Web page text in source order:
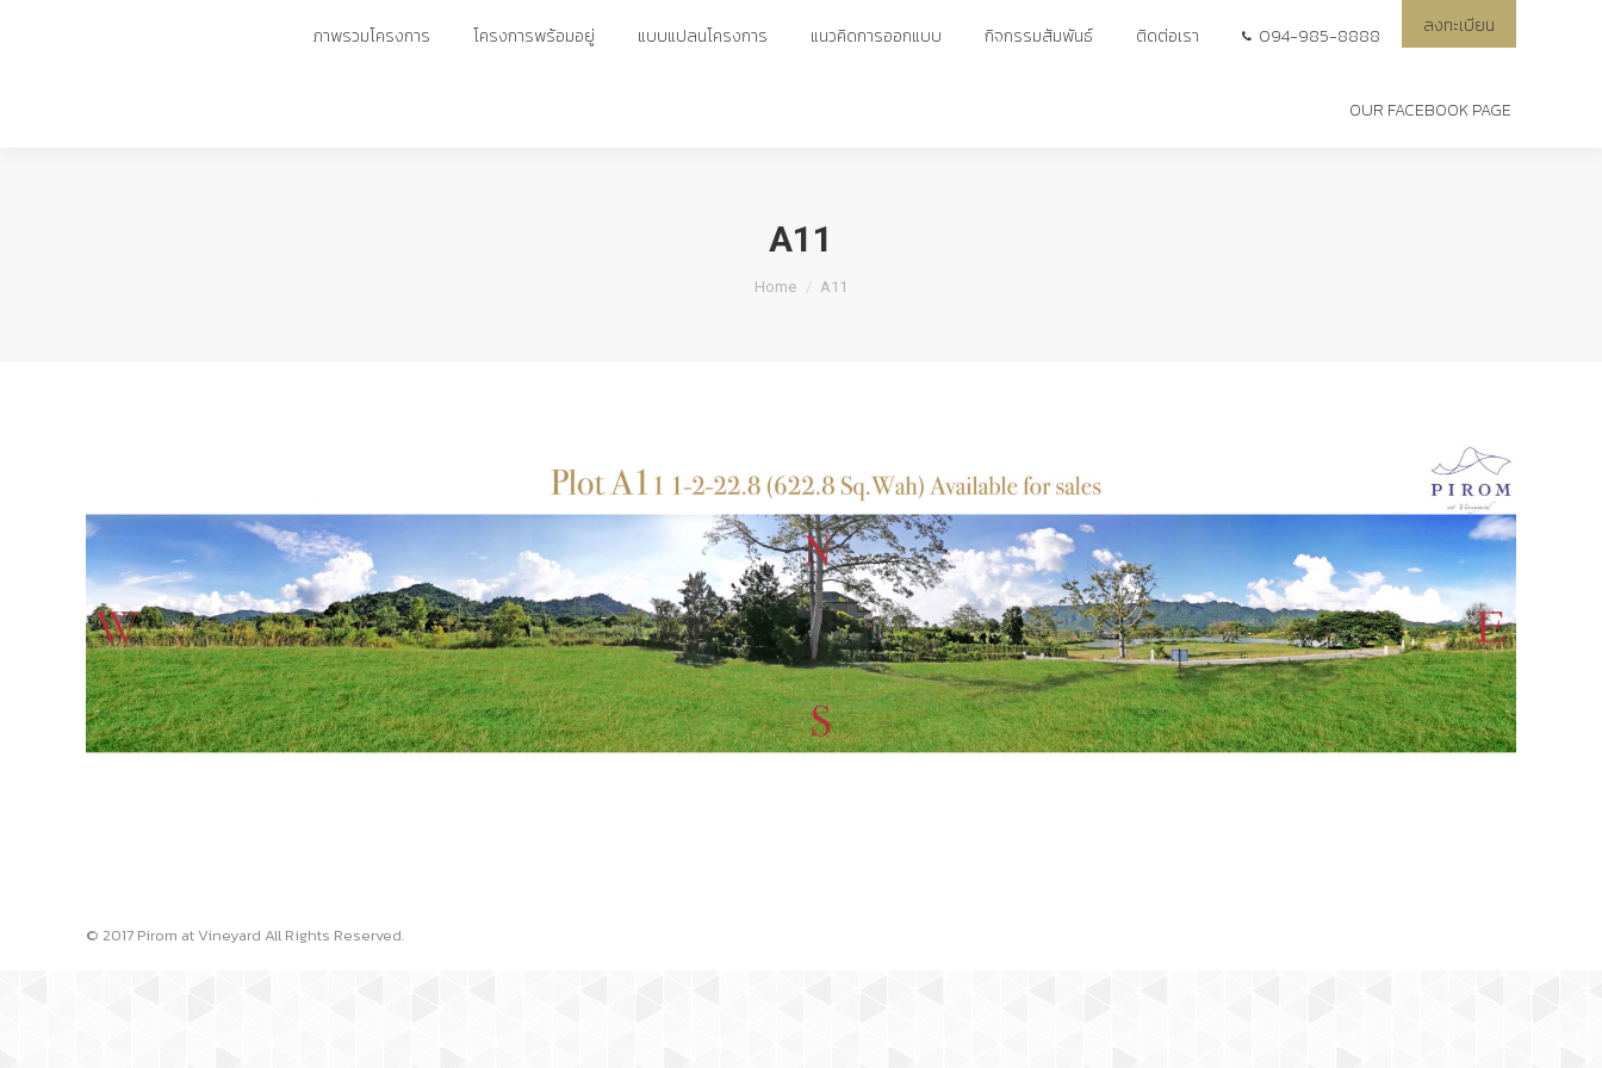
ภาพรวมโครงการ โครงการพร้อมอยู่ แบบแปลนโครงการ แนวคิดการออกแบบ กิจกรรมสัมพันธ์ ติดต่อเรา 094-985-8888 ลงทะเบียน
OUR FACEBOOK PAGE
A11
You are here:
Home A11
© 2017 Pirom at Vineyard All Rights Reserved.
ภาพรวมโครงการ โครงการพร้อมอยู่ แบบแปลนโครงการ แนวคิดการออกแบบ กิจกรรมสัมพันธ์ ติดต่อเรา 094-985-8888 ลงทะเบียน
OUR FACEBOOK PAGE